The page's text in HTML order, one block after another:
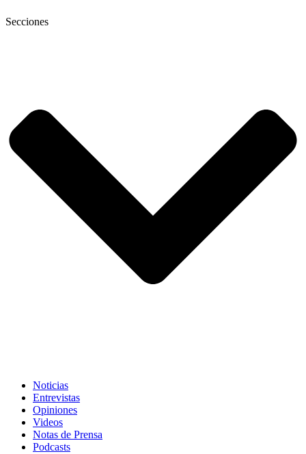
Secciones
Noticias
Entrevistas
Opiniones
Videos
Notas de Prensa
Podcasts